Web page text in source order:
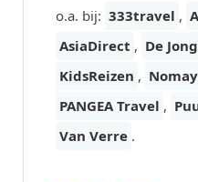
o.a. bij: 333travel ,
AsiaDirect , De
KidsReizen ,
PANGEA Travel ,
Van Verre .